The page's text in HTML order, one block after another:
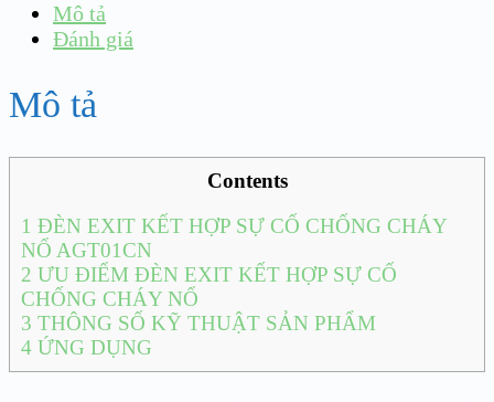
Mô tả
Đánh giá
Mô tả
Contents
1 ĐÈN EXIT KẾT HỢP SỰ CỐ CHỐNG CHÁY
NỔ AGT01CN
2 ƯU ĐIỂM ĐÈN EXIT KẾT HỢP SỰ CỐ
CHỐNG CHÁY NỔ
3 THÔNG SỐ KỸ THUẬT SẢN PHẨM
4 ỨNG DỤNG